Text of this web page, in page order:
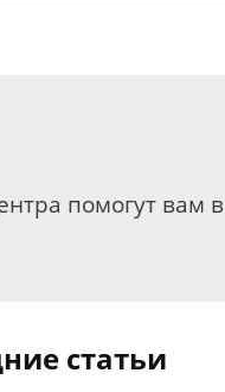
помогут вам в
статьи